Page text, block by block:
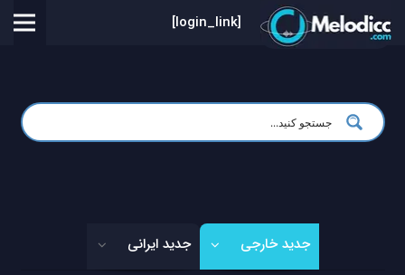
[login_link]
جدید خارجی جدید ایرانی